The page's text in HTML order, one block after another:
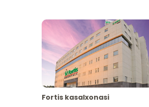
Fortis kasalxonasi